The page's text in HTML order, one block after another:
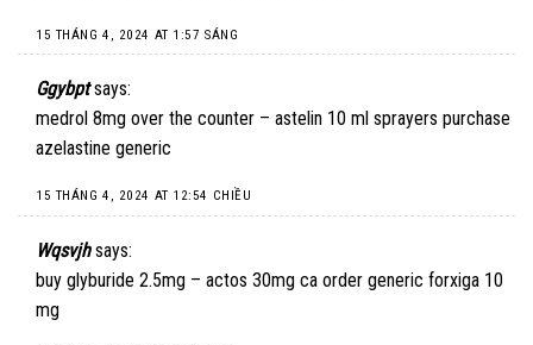
15 THÁNG 4, 2024 AT 1:57 SÁNG
Ggybpt says:
medrol 8mg over the counter – astelin 10 ml sprayers purchase
azelastine generic
15 THÁNG 4, 2024 AT 12:54 CHIỀU
Wqsvjh says:
buy glyburide 2.5mg – actos 30mg ca order generic forxiga 10
mg